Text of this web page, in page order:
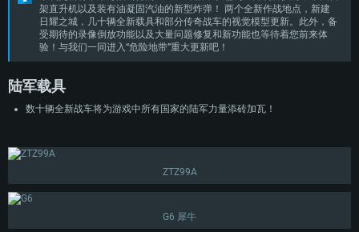
架直升机以及装有油凝固汽油的新型炸弹！ 两个全新作战地点，新建
日耀之城，几十辆全新载具和部分传奇战车的视觉模型更新。此外，备
受期待的录像倒放功能以及大量问题修复和新功能也等待着您前来体
验！与我们一同进入“危险地带”重大更新吧！
陆军载具
数十辆全新战车将为游戏中所有国家的陆军力量添砖加瓦！
ZTZ99A
G6 犀牛